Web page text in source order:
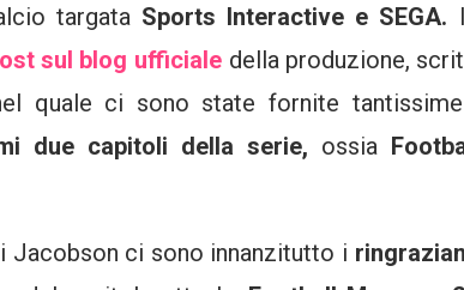
targata Sports Interactive e SEGA.
sul blog ufficiale della produzione,
quale ci sono state fornite
due capitoli della serie, ossia
Jacobson ci sono innanzitutto i